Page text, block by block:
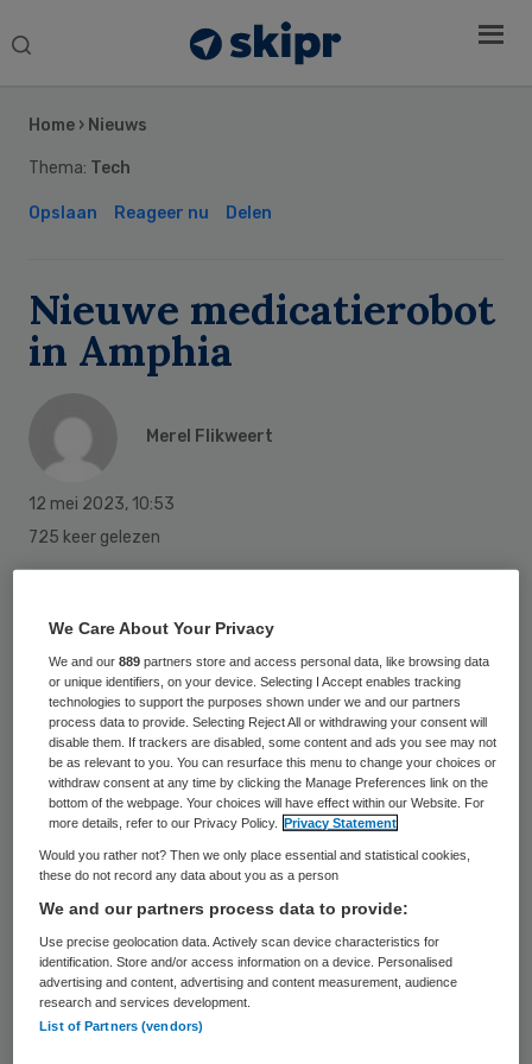
Search
Home › Nieuws
Thema: Tech
Opslaan Reageer nu Delen
Nieuwe medicatierobot
in Amphia
Merel Flikweert
12 mei 2023, 10:53
725 keer gelezen
sinds dit jaar gebruik van een
medicatierobot. Oftewel een automatisch
verpakkings- en distributiesysteem voor
medicijnen.
Naast dat zij een van de eerste in
Nederland zijn die de robot gebruiken, is de
manier van gebruik ‘wereldwijd uniek’.
Medicatieveiligheid
De medicatierobot draagt bij aan het
Sidebar
We Care About Your Privacy
We and our889 partners store and access personal data, like browsing data
or unique identifiers, on your device. Selecting I Accept enables tracking
technologies to support the purposes shown under we and our partners
process data to provide. Selecting Reject All or withdrawing your consent will
disable them. If trackers are disabled, some content and ads you see may not
be as relevant to you. You can resurface this menu to change your choices or
withdraw consent at any time by clicking the Manage Preferences link on the
bottom of the webpage. Your choices will have effect within our Website. For
more details, refer to our Privacy Policy.
Privacy Statement
Would you rather not? Then we only place essential and statistical cookies,
these do not record any data about you as a person
We and our partners process data to provide:
Use precise geolocation data. Actively scan device characteristics for
identification. Store and/or access information on a device. Personalised
advertising and content, advertising and content measurement, audience
research and services development.
List of Partners (vendors)